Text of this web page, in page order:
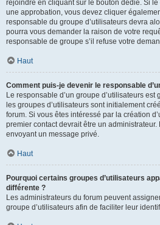
rejoindre en cliquant sur le bouton dédié. Si
une approbation, vous devez cliquer
responsable du groupe d’utilisateurs devra
pourra vous demander la raison de votre
responsable de groupe s’il refuse votre
Haut
Comment puis-je devenir le responsable
Le responsable d’un groupe d’utilisateurs
les groupes d’utilisateurs sont initialement
forum. Si vous êtes intéressé par la création
premier contact devrait être un
envoyant un message privé.
Haut
Pourquoi certains groupes d’utilisateurs
différente ?
Les administrateurs du forum peuvent
groupe d’utilisateurs afin de faciliter leur